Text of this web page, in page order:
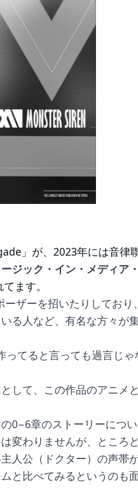
」が、2023年には音律
ジック・イン・メディア
ます。
ーザーを招いたりしており
る人など、有名な方々が
てると言っても過言じゃ
して、この作品のアニメ
0−6章のストーリーにつ
変わりませんが、ところ
人公（ドクター）の声帯
と比べてみるというのも